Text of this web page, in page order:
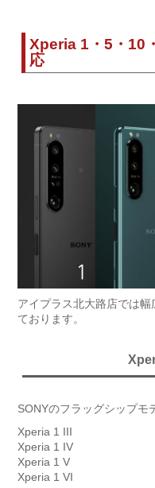
Xperia 1・5・10
応
アイプラス北大路店では
ております。
SONYのフラッグシップモ
Xperia 1 III
Xperia 1 IV
Xperia 1 V
Xperia 1 VI